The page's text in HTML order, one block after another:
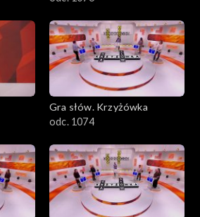
Gra słów. Krzyżówka
odc. 1074